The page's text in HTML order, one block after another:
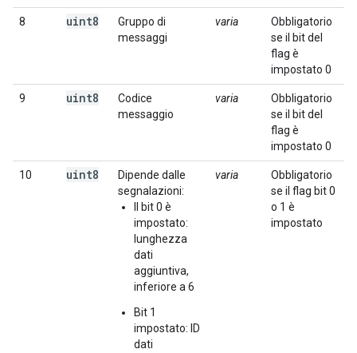
8 uint8
Gruppo di
messaggi
varia
Obbligatorio
se il bit del
flag è
impostato 0
9 uint8
Codice
messaggio
varia
Obbligatorio
se il bit del
flag è
impostato 0
10 uint8
Dipende dalle
segnalazioni:
Il bit 0 è
impostato:
lunghezza
dati
aggiuntiva,
inferiore a 6
Bit 1
impostato: ID
dati
varia
Obbligatorio
se il flag bit 0
o 1 è
impostato